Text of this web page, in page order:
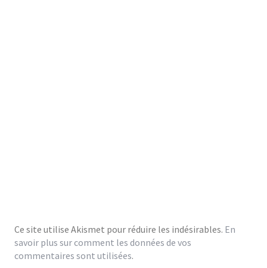
Ce site utilise Akismet pour réduire les indésirables. En
savoir plus sur comment les données de vos
commentaires sont utilisées.